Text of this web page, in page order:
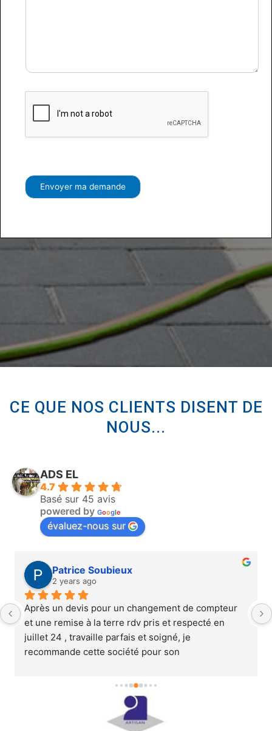
Envoyer ma demande
CE QUE NOS CLIENTS DISENT DE
NOUS...
ADS EL
4.7
Basé sur 45 avis
powered by Google
évaluez-nous sur
Patrice Soubieux
2 years ago
Après un devis pour un changement de compteur
et une remise à la terre rdv pris et respecté en
juillet 24 , travaille parfais et soigné, je
recommande cette société pour son